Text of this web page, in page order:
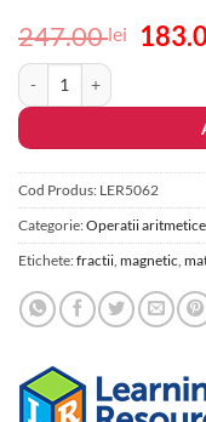
5din 5 pe
singure
evaluări
247.00lei
fost:
Cantitate Pizza fractiilor
Cod Produs: LER5062
Categorie:Operatii aritmetice
Etichete:fractii magnetic